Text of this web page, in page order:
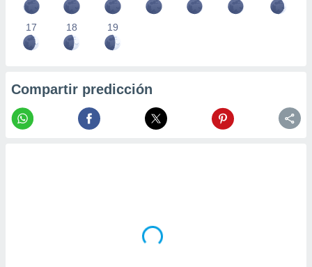
17 18 19
Compartir predicción